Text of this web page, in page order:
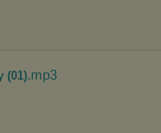
(01).mp3